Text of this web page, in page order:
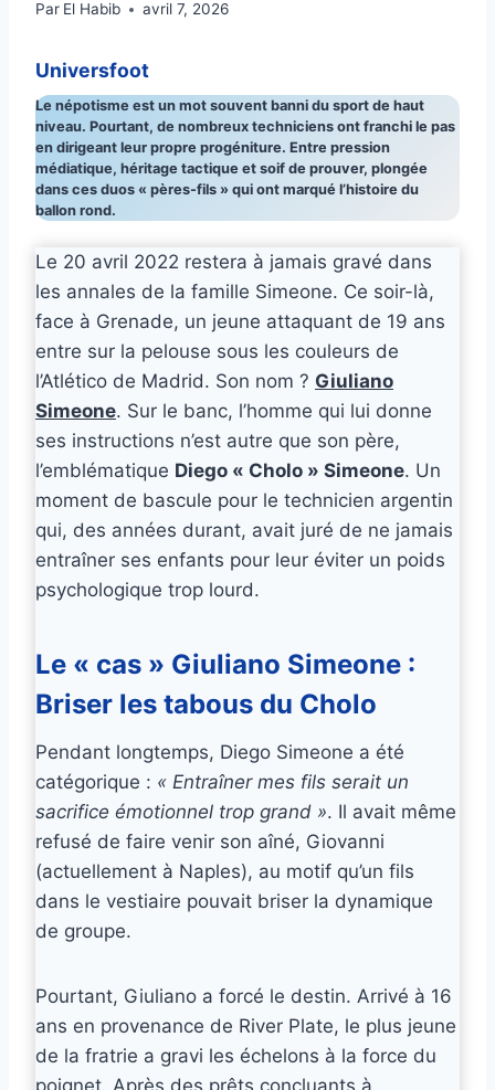
Par El Habib avril 7, 2026
Universfoot
Le népotisme est un mot souvent banni du sport de haut
niveau. Pourtant, de nombreux techniciens ont franchi le pas
en dirigeant leur propre progéniture. Entre pression
médiatique, héritage tactique et soif de prouver, plongée
dans ces duos « pères-fils » qui ont marqué l’histoire du
ballon rond.
Le 20 avril 2022 restera à jamais gravé dans
les annales de la famille Simeone. Ce soir-là,
face à Grenade, un jeune attaquant de 19 ans
entre sur la pelouse sous les couleurs de
l’Atlético de Madrid. Son nom ? Giuliano
Simeone. Sur le banc, l’homme qui lui donne
ses instructions n’est autre que son père,
l’emblématique Diego « Cholo » Simeone. Un
moment de bascule pour le technicien argentin
qui, des années durant, avait juré de ne jamais
entraîner ses enfants pour leur éviter un poids
psychologique trop lourd.
Le « cas » Giuliano Simeone :
Briser les tabous du Cholo
Pendant longtemps, Diego Simeone a été
catégorique : « Entraîner mes fils serait un
sacrifice émotionnel trop grand ». Il avait même
refusé de faire venir son aîné, Giovanni
(actuellement à Naples), au motif qu’un fils
dans le vestiaire pouvait briser la dynamique
de groupe.
Pourtant, Giuliano a forcé le destin. Arrivé à 16
ans en provenance de River Plate, le plus jeune
de la fratrie a gravi les échelons à la force du